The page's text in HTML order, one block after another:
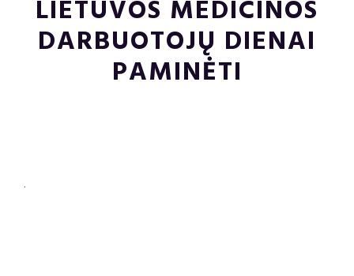
LIETUVOS MEDICINOS
DARBUOTOJŲ DIENAI
PAMINĖTI
.